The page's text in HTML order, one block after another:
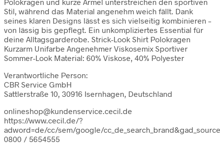
Stil, während das Material angenehm weich fällt. Dank
seines klaren Designs lässt es sich vielseitig kombinieren –
von lässig bis gepflegt. Ein unkompliziertes Essential für
deine Alltagsgarderobe. Strick-Look Shirt Polokragen
Kurzarm Unifarbe Angenehmer Viskosemix Sportiver
Sommer-Look Material: 60% Viskose, 40% Polyester
Verantwortliche Person:
CBR Service GmbH
Sattlerstraße 10, 30916 Isernhagen, Deutschland
onlineshop@kundenservice.cecil.de
https://www.cecil.de/?
adword=de/cc/sem/google/
0800 / 5654555